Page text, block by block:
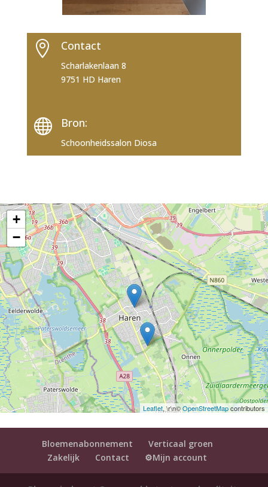
 Contact
Scharlakenlaan 8
9751 HD Haren
 Bron:
Schoonheidssalon Diosa
+
−
Leaflet, \r\n©OpenStreetMapcontributors
Bloemenabonnement
Verticaal groen
Zakelijk
Contact ⚙️Mijn account